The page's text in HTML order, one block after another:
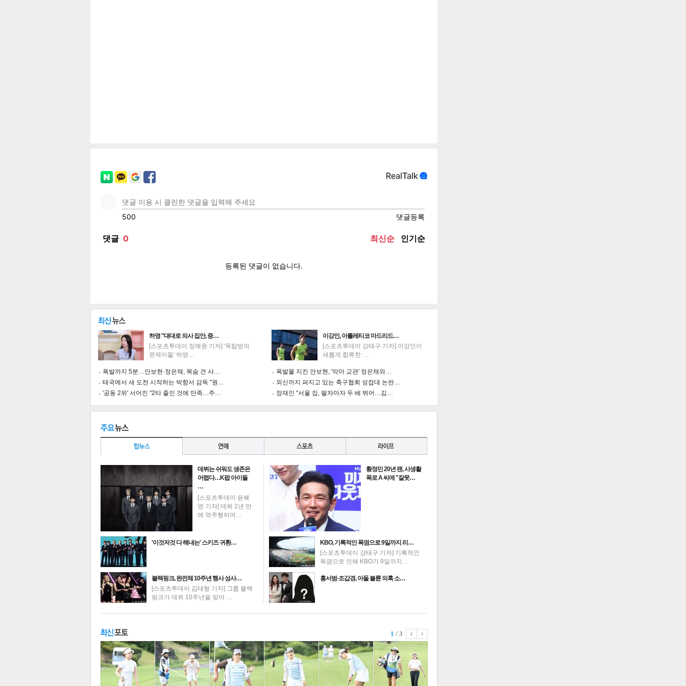
기
공유 유 로그 게 소
트위 카카 인쇄 목록
최신뉴스
하영 "대대로 의사 집안, 증…
[스포츠투데이 정예원 기자] '옥탑방의
문제아들' 하영…
폭발까지 5분…안보현·정은채, 목숨 건 사…
태국에서 새 도전 시작하는 박항서 감독 "원…
'공동 2위' 서어진 "2타 줄인 것에 만족…주…
이강인, 아틀레티코 마드리드…
[스포츠투데이 강태구 기자] 이강인이
새롭게 합류한 …
폭발물 지킨 안보현, '악마 교관' 정은채와…
외신까지 퍼지고 있는 축구협회 성접대 논란…
장재인 "서울 집, 팔자마자 두 배 뛰어…김…
주요뉴스
데뷔는 쉬워도 생존은
어렵다…K팝 아이돌
…
[스포츠투데이 윤혜
영 기자] 데뷔 2년 만
에 역주행하며…
'이것저것 다 해내는' 스키즈 귀환…
블랙핑크, 완전체 10주년 행사 성사…
[스포츠투데이 김태형 기자] 그룹 블랙
핑크가 데뷔 10주년을 맞아 …
황정민 20년 팬, 사생활
폭로 A 씨에 "잘못…
KBO, 기록적인 폭염으로 9일까지 리…
[스포츠투데이 강태구 기자] 기록적인
폭염으로 인해 KBO가 9일까지…
홍서범·조갑경, 아들 불륜 의혹 소…
1 / 3